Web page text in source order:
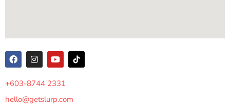
+603-8744 2331
hello@getslurp.com